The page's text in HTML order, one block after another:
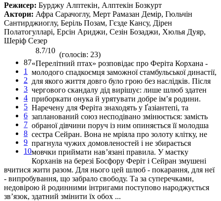
Режисер: Бурджу Алптекін, Алптекін Бозкурт
Актори: Афра Сарачоглу, Мерт Рамазан Демір, Гюльчін
Сантирджиоглу, Беріль Позам, Гєзде Кансу, Дірен
Полатогулларі, Ерсін Ариджи, Сезін Бозаджи, Хюлья Дуяр,
Шеріф Сезер
87
1
2
3
4
5
6
7
8
9
10
8.7/10 (голосів: 23)
«Перелітний птах» розповідає про Феріта Корхана -
молодого спадкоємця заможної стамбульської династії,
для якого життя довго було грою без наслідків. Після
чергового скандалу дід вирішує: лише шлюб здатен
приборкати онука й урятувати добре ім’я родини.
Наречену для Феріта знаходять у Ґазіантепі, та
запланований союз несподівано змінюється: замість
обраної дівчини поруч із ним опиняється її молодша
сестра Сейран. Вона не мріяла про золоту клітку, не
прагнула чужих домовленостей і не збирається
мовчки приймати нав’язані правила. У маєтку
Корханів на березі Босфору Феріт і Сейран змушені
вчитися жити разом. Для нього цей шлюб - покарання, для неї
- випробування, що забрало свободу. Та за суперечками,
недовірою й родинними інтригами поступово народжується
зв’язок, здатний змінити їх обох ...